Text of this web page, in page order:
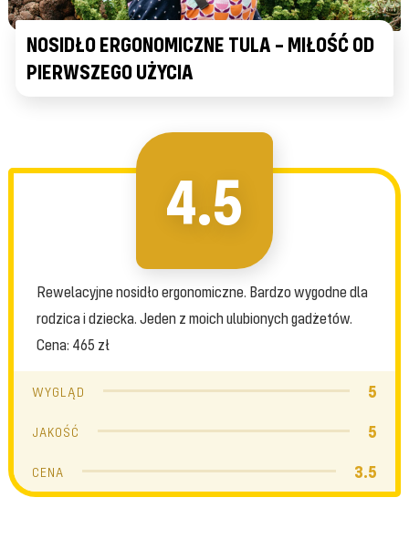
NOSIDŁO ERGONOMICZNE TULA – MIŁOŚĆ OD
PIERWSZEGO UŻYCIA
Rewelacyjne nosidło ergonomiczne. Bardzo wygodne dla
rodzica i dziecka. Jeden z moich ulubionych gadżetów.
Cena: 465 zł
4.5
WYGLĄD 5
JAKOŚĆ 5
CENA 3.5